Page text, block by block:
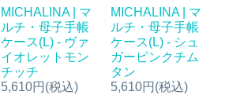
MICHALINA | マ
ルチ・母子手帳
ケース(L) - ヴァ
イオレットモン
チッチ
5,610円(税込)
MICHALINA | マ
ルチ・母子手帳
ケース(L) - シュ
ガーピンクチム
タン
5,610円(税込)